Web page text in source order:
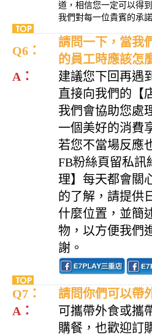
道，相信您一定可以得
我們對每一位貴賓的承諾
Q6：
請問一下，當我
的員工時應該怎
A：
建議您下回再遇
直接向我們的【
我們會協助您處
一個美好的消費
若您不當場反應
FB粉絲頁留私訊
理】每天都會關
的了解，請提供
什麼位置，並簡
物，以方便我們
謝。
Q7：
請問你們可以帶
A：
可攜帶外食或攜
購餐，也歡迎訂